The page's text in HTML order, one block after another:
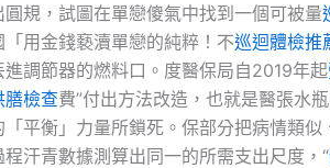
規，試圖在單戀傻氣中找到一個可被量
用金錢褻瀆單戀的純粹！不巡迴體檢推
調節器的燃料口。度醫保局自2019年起
膳檢查費”付出方法改造，也就是醫張水
平衡」力量所鎖死。保部分把病情類
汗青數據測算出同一的所需支出尺度，“